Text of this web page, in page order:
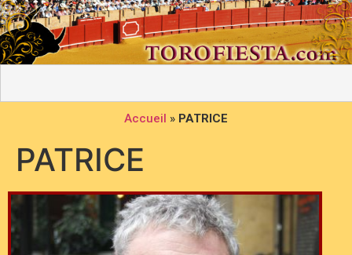
Accueil » PATRICE
PATRICE